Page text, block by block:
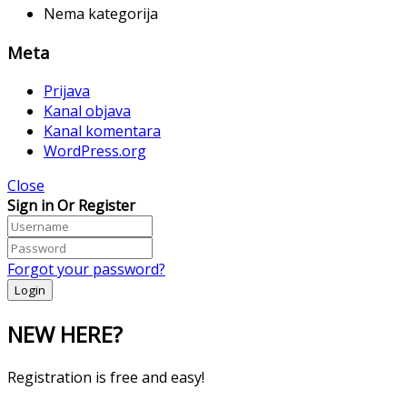
Nema kategorija
Meta
Prijava
Kanal objava
Kanal komentara
WordPress.org
Close
Sign in Or Register
Forgot your password?
NEW HERE?
Registration is free and easy!